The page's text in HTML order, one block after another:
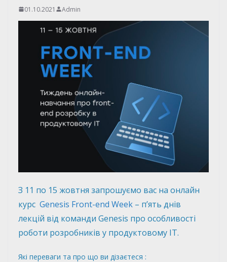
01.10.2021 Admin
З 11 по 15 жовтня запрошуємо вас на онлайн
курс Genesis Front-end Week – п’ять днів
лекцій від команди Genesis про особливості
роботи розробників у продуктовому IT.
Які переваги та про що ви дізаєтеся :